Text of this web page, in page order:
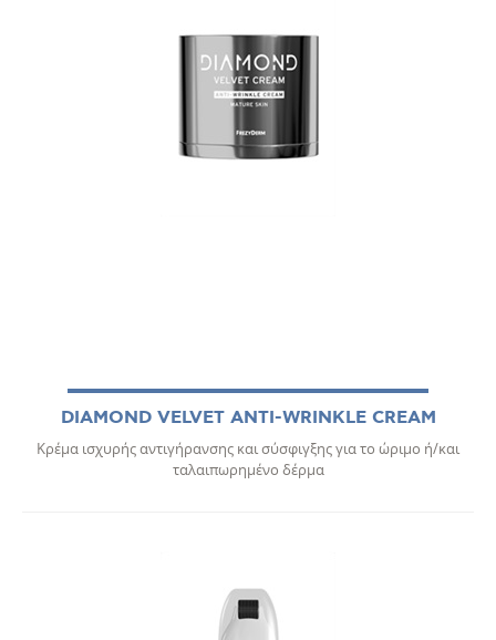
DIAMOND VELVET ΑΝΤΙ-WRINKLE CREAM
Κρέμα ισχυρής αντιγήρανσης και σύσφιγξης για το ώριμο ή/και
ταλαιπωρημένο δέρμα